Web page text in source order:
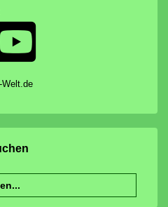
Welt.de